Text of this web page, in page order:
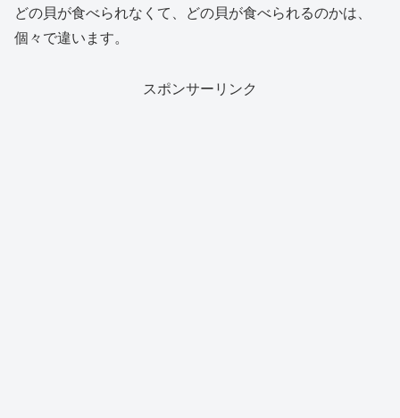
どの貝が食べられなくて、どの貝が食べられるのかは、
個々で違います。
スポンサーリンク